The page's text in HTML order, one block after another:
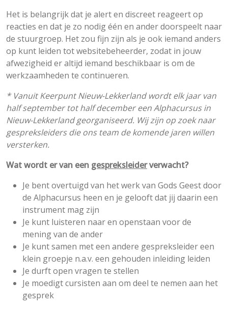
Het is belangrijk dat je alert en discreet reageert op
reacties en dat je zo nodig één en ander doorspeelt naar
de stuurgroep. Het zou fijn zijn als je ook iemand anders
op kunt leiden tot websitebeheerder, zodat in jouw
afwezigheid er altijd iemand beschikbaar is om de
werkzaamheden te continueren.
* Vanuit Keerpunt Nieuw-Lekkerland wordt elk jaar van
half september tot half december een Alphacursus in
Nieuw-Lekkerland georganiseerd. Wij zijn op zoek naar
gespreksleiders die ons team de komende jaren willen
versterken.
Wat wordt er van een gespreksleiderverwacht?
Je bent overtuigd van het werk van Gods Geest door
de Alphacursus heen en je gelooft dat jij daarin een
instrument mag zijn
Je kunt luisteren naar en openstaan voor de
mening van de ander
Je kunt samen met een andere gespreksleider een
klein groepje n.a.v. een gehouden inleiding leiden
Je durft open vragen te stellen
Je moedigt cursisten aan om deel te nemen aan het
gesprek